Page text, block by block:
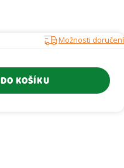
Možnosti doručení
DO KOŠÍKU